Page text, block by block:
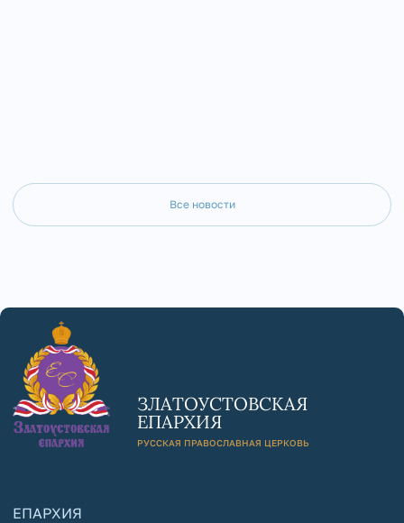
Все новости
ЗЛАТОУСТОВСКАЯ
ЕПАРХИЯ
РУССКАЯ ПРАВОСЛАВНАЯ ЦЕРКОВЬ
ЕПАРХИЯ